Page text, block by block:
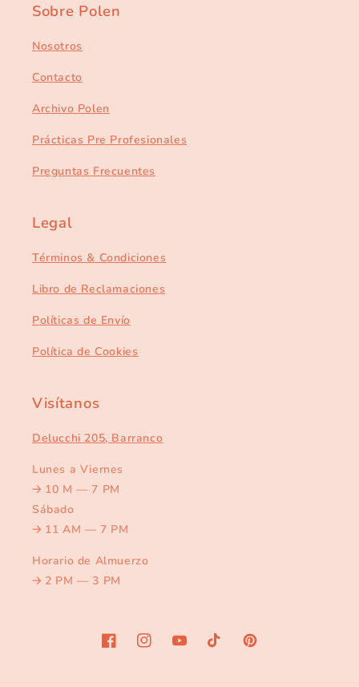
Sobre Polen
Nosotros
Contacto
Archivo Polen
Prácticas Pre Profesionales
Preguntas Frecuentes
Legal
Términos & Condiciones
Libro de Reclamaciones
Políticas de Envío
Política de Cookies
Visítanos
Delucchi 205, Barranco
Lunes a Viernes
🡢 10 M — 7 PM
Sábado
🡢 11 AM — 7 PM
Horario de Almuerzo
🡢 2 PM — 3 PM
FacebookInstagramYouTubeTikTok Pinterest